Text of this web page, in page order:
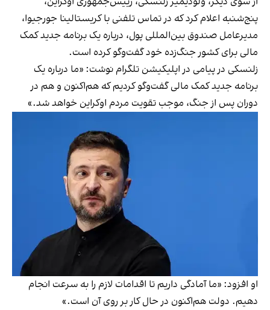
پنج‌شنبه اعلام کرد که در تماس تلفنی با کریستالینا جورجیوا،
مدیرعامل صندوق بین‌المللی پول، درباره یک برنامه جدید کمک
مالی برای کشور جنگ‌زده خود گفت‌وگو کرده است.
زلنسکی در پیامی در اپلیکیشن تلگرام نوشت: «ما درباره یک
برنامه جدید کمک مالی گفت‌وگو کردیم که هم‌اکنون و هم در
دوران پس از جنگ، موجب تقویت مردم اوکراین خواهد شد.»
او افزود: «ما آمادگی داریم تا اقدامات لازم را به سرعت انجام
دهیم. دولت هم‌اکنون در حال کار بر روی آن است.»